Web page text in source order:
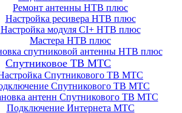
Ремонт антенны НТВ плюс
Настройка ресивера НТВ плюс
Настройка модуля CI+ НТВ плюс
Мастера НТВ плюс
спутниковой антенны НТВ плюс
Спутниковое ТВ МТС
Спутникового ТВ МТС
Спутникового ТВ МТС
антенн Спутникового ТВ МТС
Подключение Интернета МТС